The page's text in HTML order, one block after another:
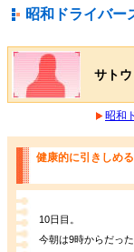
昭和ドライバー
サト
昭和
健康的に引きしめ
10日目。
今朝は9時からだっ